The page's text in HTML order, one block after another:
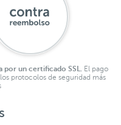
por un certificado SSL. El pago
protocolos de seguridad más